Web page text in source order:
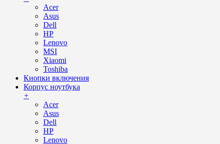
Acer
Asus
Dell
HP
Lenovo
MSI
Xiaomi
Toshiba
Кнопки включения
Корпус ноутбука
+
Acer
Asus
Dell
HP
Lenovo